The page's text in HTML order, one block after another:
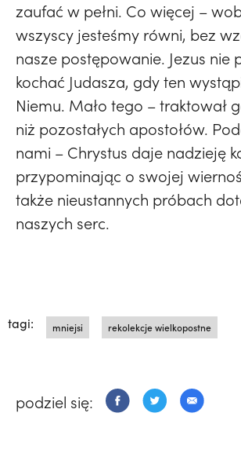
zaufać w pełni. Co więcej –
wszyscy jesteśmy równi, bez
nasze postępowanie. Jezus nie
kochać Judasza, gdy ten
Niemu. Mało tego – traktował
niż pozostałych apostołów.
nami – Chrystus daje nadzieję
przypominając o swojej
także nieustannych próbach
naszych serc.
tagi: mniejsi rekolekcje wielkopostne
podziel się: